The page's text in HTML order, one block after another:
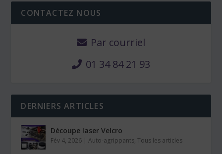
CONTACTEZ NOUS
Par courriel
01 34 84 21 93
DERNIERS ARTICLES
Découpe laser Velcro
Fév 4, 2026 |Auto-agrippants,Tous les articles